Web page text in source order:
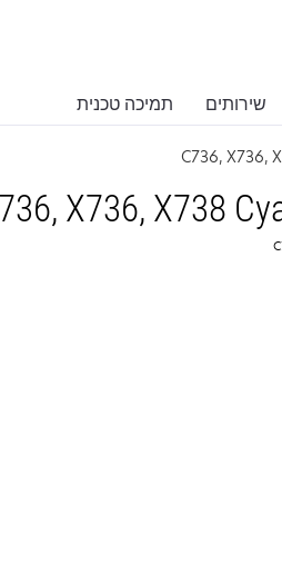
שירותים תמיכה טכנית
C736, X736,
X736, X738